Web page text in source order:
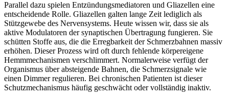
Parallel dazu spielen Entzündungsmediatoren und Gliazellen eine
entscheidende Rolle. Gliazellen galten lange Zeit lediglich als
Stützgewebe des Nervensystems. Heute wissen wir, dass sie als
aktive Modulatoren der synaptischen Übertragung fungieren. Sie
schütten Stoffe aus, die die Erregbarkeit der Schmerzbahnen massiv
erhöhen. Dieser Prozess wird oft durch fehlende körpereigene
Hemmmechanismen verschlimmert. Normalerweise verfügt der
Organismus über absteigende Bahnen, die Schmerzsignale wie
einen Dimmer regulieren. Bei chronischen Patienten ist dieser
Schutzmechanismus häufig geschwächt oder vollständig inaktiv.